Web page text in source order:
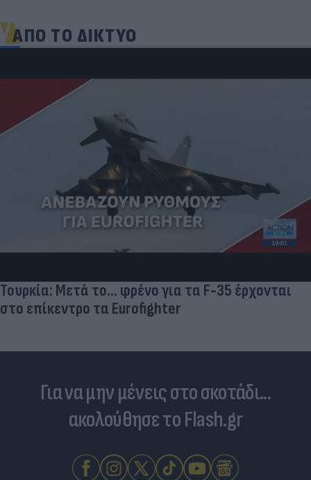
ΑΠΟ ΤΟ ΔΙΚΤΥΟ
Τουρκία: Μετά το... φρένο για τα F-35 έρχονται
στο επίκεντρο τα Eurofighter
Για να μην μένεις στο σκοτάδι...
ακολούθησε το Flash.gr